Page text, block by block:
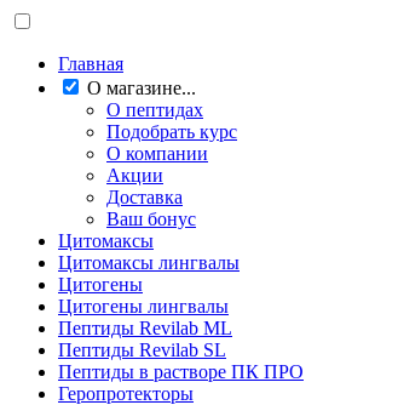
Главная
О магазине...
О пептидах
Подобрать курс
О компании
Акции
Доставка
Ваш бонус
Цитомаксы
Цитомаксы лингвалы
Цитогены
Цитогены лингвалы
Пептиды Revilab ML
Пептиды Revilab SL
Пептиды в растворе ПК ПРО
Геропротекторы